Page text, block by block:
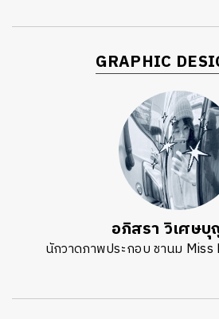
GRAPHIC
อภิสรา วิเศษ
นักวาดภาพประกอบ ชานม Miss